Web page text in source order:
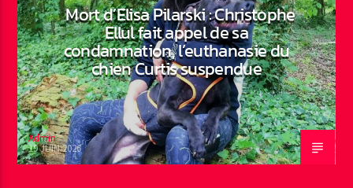
Mort d’Elisa Pilarski : Christophe
Ellul fait appel de sa
condamnation, l’euthanasie du
chien Curtis suspendue
Admin
19 JUIN 2026